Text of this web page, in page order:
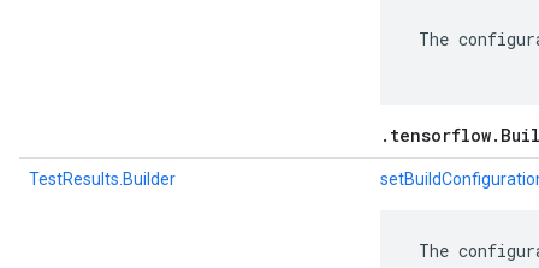
The
TestResults.Builder
The